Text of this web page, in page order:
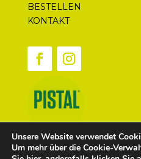
BESTELLEN
KONTAKT
Unsere Website verwendet
Um mehr über die Cookie-